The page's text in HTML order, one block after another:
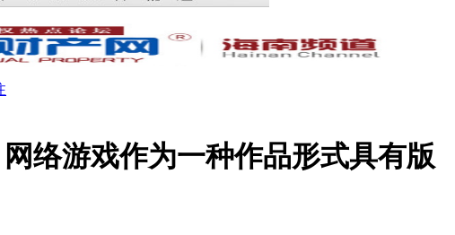
络游戏作为一种作品形式具有版